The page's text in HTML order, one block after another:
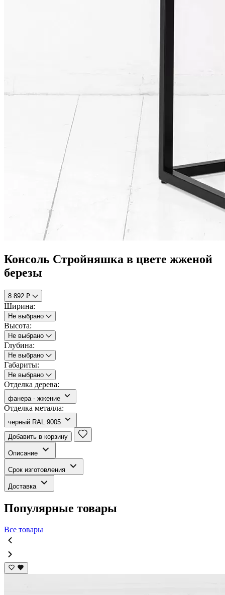
Консоль Стройняшка в цвете жженой
березы
8 892 ₽
Ширина:
Не выбрано
Высота:
Не выбрано
Глубина:
Не выбрано
Габариты:
Не выбрано
Отделка дерева:
фанера - жжение
Отделка металла:
черный RAL 9005
Добавить в корзину
Описание
Срок изготовления
Доставка
Популярные товары
Все товары